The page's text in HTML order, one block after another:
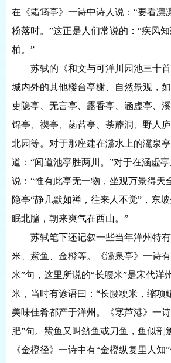
在《霜筠亭》一诗中诗人说： “要看凛
粉落时。”这正是人们常说的：“疾风
柏。”
苏轼的《和文与可洋川园池三十
城内外的其他楼台亭榭、自然景观，如
吏隐亭、无言亭、露香亭、涵虚亭、
锦亭、禊亭、菡萏亭、荼蘼洞、野人庐
北园等。对于那座建在灙水上的灙泉
道： “闻道池亭胜两川。”对于在涵虚
说：“惟有此亭无一物，坐观万景得天
隐亭“静几默如禅，往来人不觉”，东
眠北牖，朝来爽气在西山。”
苏轼笔下还记叙一些当年洋州特
米、鮆鱼、金橙等。《灙泉亭》一诗有
米”句，这里所说的“长腰米”是宋代洋
米，当时有谚语曰：“长腰粳米，缩项
美味佳肴都产于洋州。《寒芦港》一
肥”句。鮆鱼又叫鲚鱼或刀鱼，鱼似剖
《金橙径》一诗中有“金橙纵复里人知